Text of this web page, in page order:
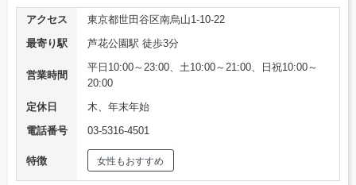
アクセス
東京都世田谷区南烏山1-10-22
最寄り駅
芦花公園駅 徒歩3分
営業時間
平日10:00～23:00、土10:00～21:00、日祝10:00～
20:00
定休日
木、年末年始
電話番号
03-5316-4501
特徴 女性もおすすめ